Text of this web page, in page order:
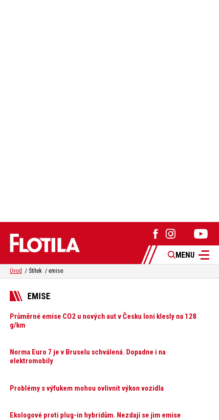
MENU
Úvod Štítek emise
EMISE
Průměrné emise CO2 u nových aut v Česku loni klesly na 128
g/km
Norma Euro 7 je v Bruselu schválená. Dopadne i na
elektromobily
Problémy s výfukem mohou ovlivnit výkon vozidla
Ekologové proti plug-in hybridům. Nezdají se jim emise